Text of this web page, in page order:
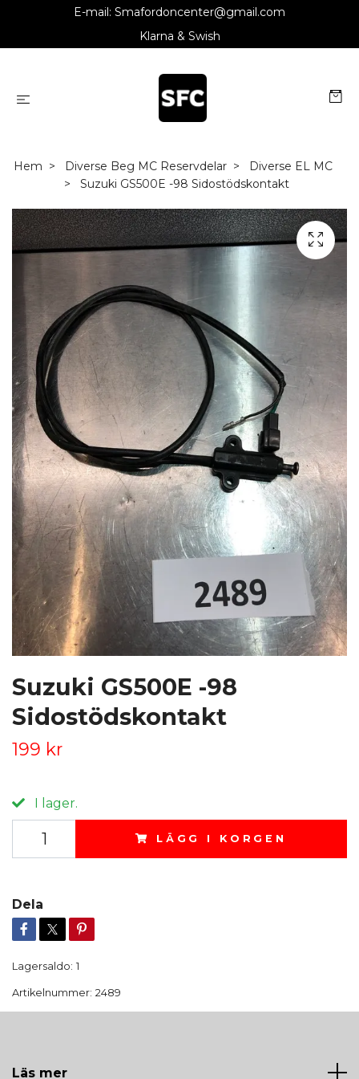
E-mail: Smafordoncenter@gmail.com
Klarna & Swish
Hem Diverse Beg MC Reservdelar
Diverse EL MC
Suzuki GS500E -98 Sidostödskontakt
Suzuki GS500E -98
Sidostödskontakt
199 kr
I lager.
LÄGG I KORGEN
Dela
Lagersaldo: 1
Artikelnummer: 2489
Läs mer